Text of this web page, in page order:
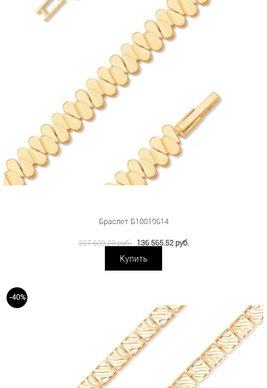
Браслет Б10019614
227 609.20 руб. 136 565.52 руб.
Купить
-40%